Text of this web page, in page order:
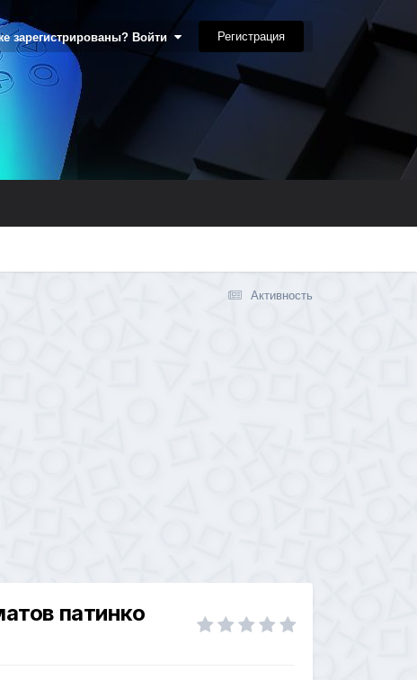
зарегистрированы? Войти Регистрация
Активность
патинко